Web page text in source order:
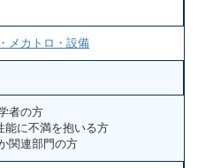
メカトロ・設備
者の方
能に不満を抱いる方
関連部門の方